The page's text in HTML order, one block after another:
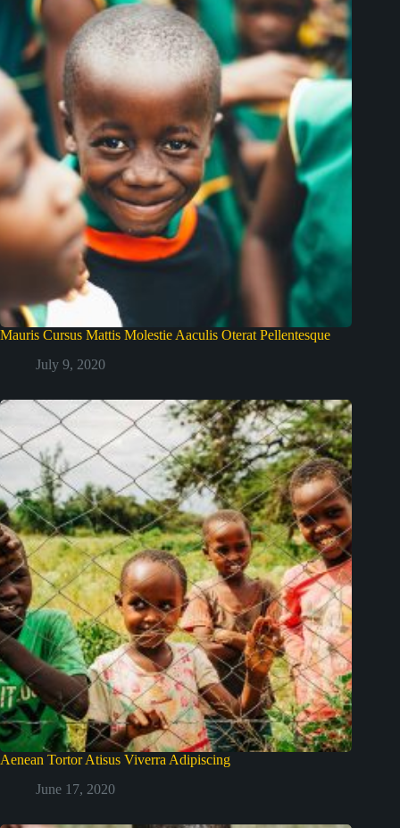
Mauris Cursus Mattis Molestie Aaculis Oterat Pellentesque
July 9, 2020
Aenean Tortor Atisus Viverra Adipiscing
June 17, 2020